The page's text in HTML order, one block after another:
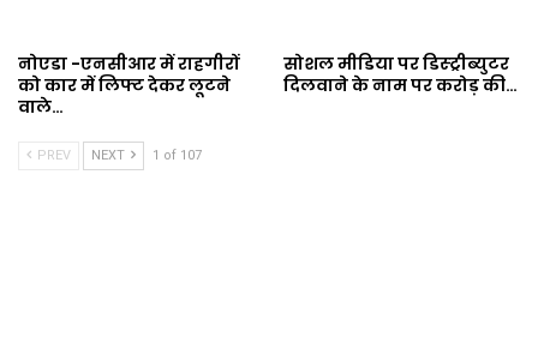
नोएडा -एनसीआर में राहगीरों
को कार में लिफ्ट देकर लूटने
वाले…
सोशल मीडिया पर डिस्ट्रीब्युटर
दिलवाने के नाम पर करोड़ की…
PREV NEXT 1 of 107